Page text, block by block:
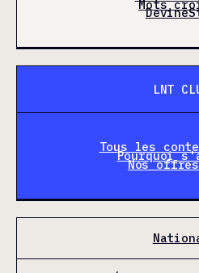
Mots
LNT
Tous les
Pourquoi
Nos